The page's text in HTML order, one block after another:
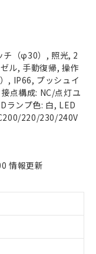
チ（φ30）, 照光, 2
ル, 手動復帰, 操作
, IP66, プッシュイ
点構成: NC/点灯ユ
ランプ色: 白, LED
220/230/240V
情報更新